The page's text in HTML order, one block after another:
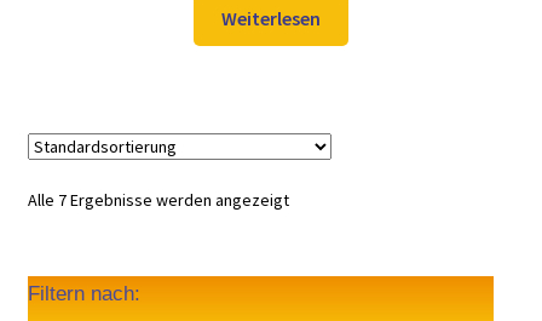
war:
130,98 €
ist:
99,97 €.
Weiterlesen
Alle 7 Ergebnisse werden angezeigt
Filtern nach: